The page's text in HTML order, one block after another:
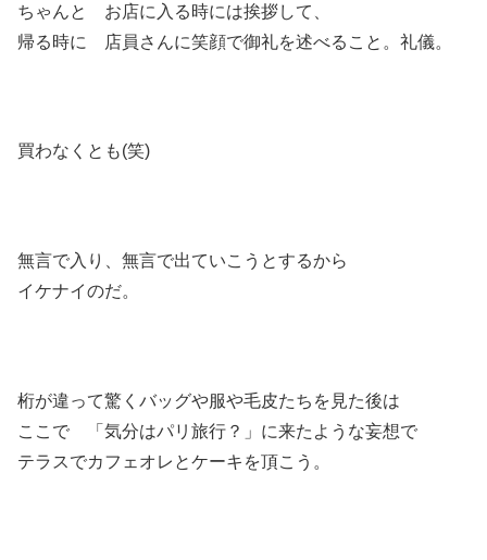
ちゃんと お店に入る時には挨拶して、
帰る時に 店員さんに笑顔で御礼を述べること。礼儀。
買わなくとも(笑)
無言で入り、無言で出ていこうとするから
イケナイのだ。
桁が違って驚くバッグや服や毛皮たちを見た後は
ここで 「気分はパリ旅行？」に来たような妄想で
テラスでカフェオレとケーキを頂こう。